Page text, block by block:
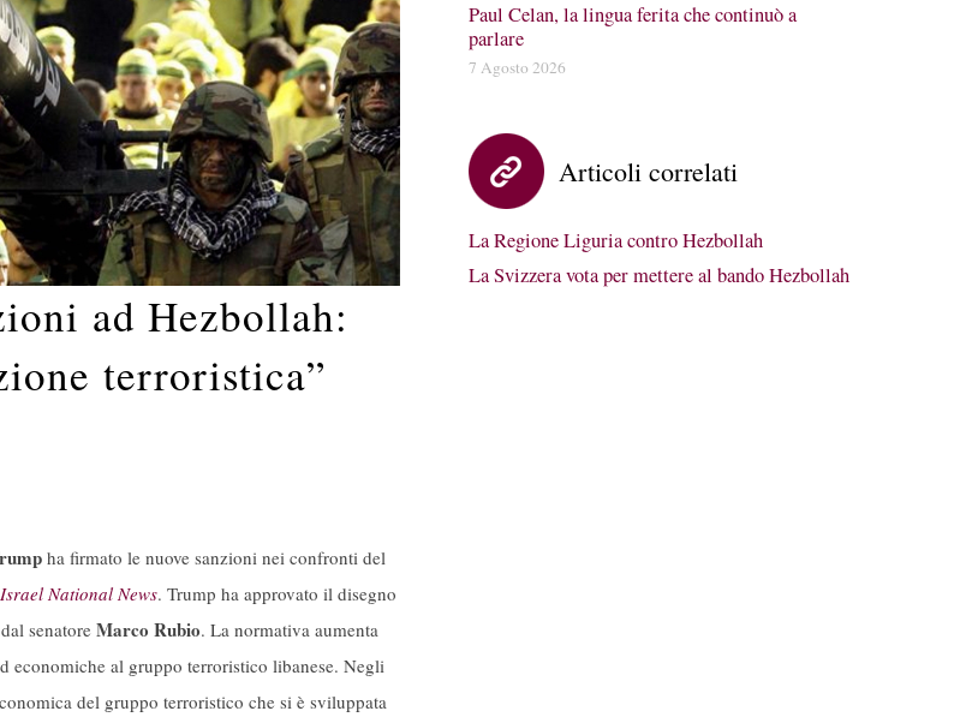
ad Hezbollah:
terroristica”
ha firmato le nuove sanzioni nei confronti del
Israel National News. Trump ha approvato il disegno
senatoreMarco Rubio. La normativa aumenta
al gruppo terroristico libanese. Negli
del gruppo terroristico che si è sviluppata
Paul Celan, la lingua ferita che continuò a
parlare
7 Agosto 2026
Articoli correlati
La Regione Liguria contro Hezbollah
La Svizzera vota per mettere al bando Hezbollah